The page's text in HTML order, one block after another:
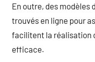
En outre, des modèles
trouvés en ligne pour
facilitent la réalisation
efficace.